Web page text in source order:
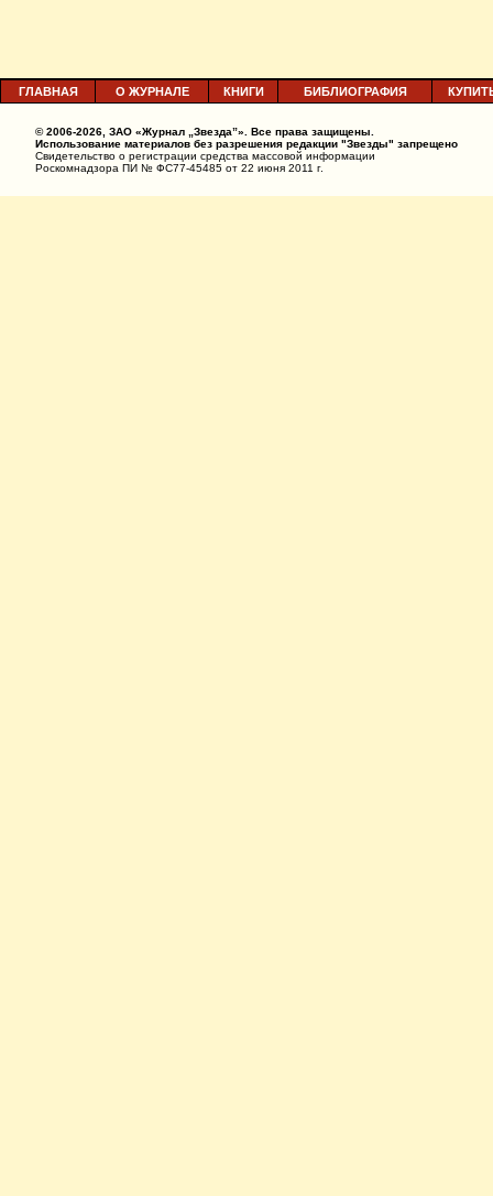
ГЛАВНАЯ О ЖУРНАЛЕ КНИГИ БИБЛИОГРАФИЯ
© 2006-2026, ЗАО «Журнал „Звезда”». Все права защищены.
Использование материалов без разрешения редакции "Звезды" запрещено
Свидетельство о регистрации средства массовой информации
Роскомнадзора ПИ № ФС77-45485 от 22 июня 2011 г.